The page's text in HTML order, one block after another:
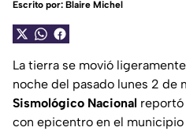
Escrito por: Blaire Michel
La tierra se movió
noche del pasado lunes 2 de
Sismológico Nacional reportó
con epicentro en el